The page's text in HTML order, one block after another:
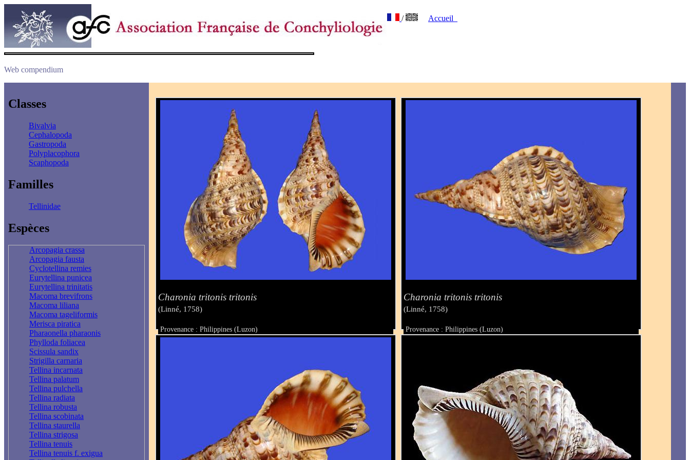
/ Accueil
Web compendium
Classes
Bivalvia
Cephalopoda
Gastropoda
Polyplacophora
Scaphopoda
Familles
Tellinidae
Espèces
Arcopagia crassa
Arcopagia fausta
Cyclotellina remies
Eurytellina punicea
Eurytellina trinitatis
Macoma brevifrons
Macoma liliana
Macoma tageliformis
Merisca piratica
Pharaonella pharaonis
Phylloda foliacea
Scissula sandix
Strigilla carnaria
Tellina incarnata
Tellina palatum
Tellina pulchella
Tellina radiata
Tellina robusta
Tellina scobinata
Tellina staurella
Tellina strigosa
Tellina tenuis
Tellina tenuis f. exigua
Charonia tritonis tritonis
(Linné, 1758)
Provenance : Philippines (Luzon)
Taille : 40.5 mm
Charonia tritonis tritonis
(Linné, 1758)
Provenance : Philippines (Luzon)
Taille : 40.5 mm